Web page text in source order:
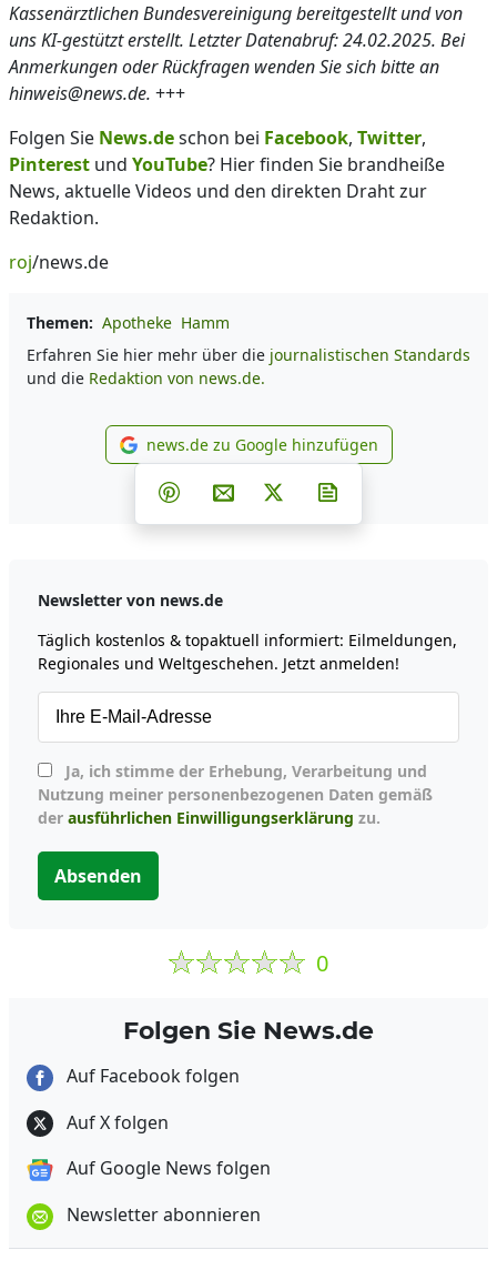
Kassenärztlichen Bundesvereinigung bereitgestellt und von
uns KI-gestützt erstellt. Letzter Datenabruf: 24.02.2025. Bei
Anmerkungen oder Rückfragen wenden Sie sich bitte an
hinweis@news.de. +++
Folgen Sie News.deschon bei Facebook, Twitter,
Pinterest und YouTube? Hier finden Sie brandheiße
News, aktuelle Videos und den direkten Draht zur
Redaktion.
roj/news.de
Themen: Apotheke Hamm
Erfahren Sie hier mehr über die journalistischen Standards
und die Redaktion von news.de.
news.de zu Google
news.de zu Google hinzufügen
Teilen auf Facebook
Teilen auf Whatsapp
Teilen auf Telegram
Teilen auf Pinterest
Per E-Mail teilen
Post auf X
Newsletter von news.de
Täglich kostenlos & topaktuell informiert: Eilmeldungen,
Regionales und Weltgeschehen. Jetzt anmelden!
Nutzung meiner personenbezogenen Daten gemäß
der ausführlichen Einwilligungserklärung zu.
Absenden
0
Folgen Sie News.de
Auf Facebook folgen
Auf X folgen
Auf Google News folgen
Newsletter abonnieren